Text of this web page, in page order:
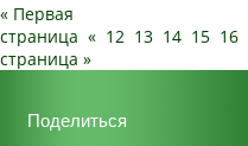
« Первая
страница « 12 13 14 15 16
страница »
Поделиться